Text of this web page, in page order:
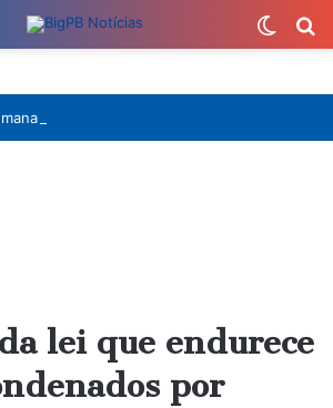
lei que endurece
por